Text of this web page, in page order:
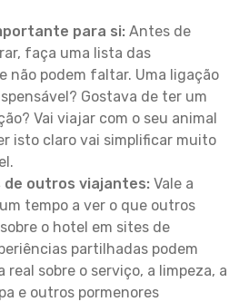
para si: Antes de
faça uma lista das
não podem faltar. Uma ligação
Gostava de ter um
Vai viajar com o seu animal
isto claro vai simplificar muito
de outros viajantes: Vale a
tempo a ver o que outros
o hotel em sites de
partilhadas podem
real sobre o serviço, a limpeza, a
e outros pormenores